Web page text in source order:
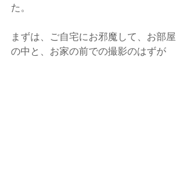
た。
まずは、ご自宅にお邪魔して、お部屋
の中と、お家の前での撮影のはずが